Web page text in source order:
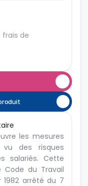
frais de
les mesures
des risques
salariés. Cette
du Travail
arrêté du 7